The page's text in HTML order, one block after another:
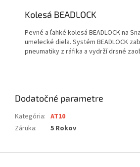
Kolesá BEADLOCK
Pevné a ľahké kolesá BEADLOCK na
umelecké diela. Systém BEADLOCK
pneumatiky z ráfika a vydrží drsné
Dodatočné parametre
Kategória: AT10
Záruka: 5 Rokov